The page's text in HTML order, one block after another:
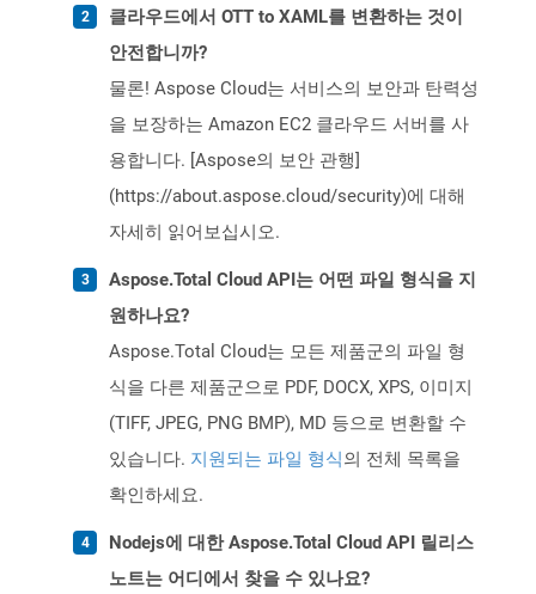
클라우드에서 OTT to XAML를 변환하는 것이
안전합니까?
물론! Aspose Cloud는 서비스의 보안과 탄력성
을 보장하는 Amazon EC2 클라우드 서버를 사
용합니다. [Aspose의 보안 관행]
(https://about.aspose.cloud/security)에 대해
자세히 읽어보십시오.
Aspose.Total Cloud API는 어떤 파일 형식을 지
원하나요?
Aspose.Total Cloud는 모든 제품군의 파일 형
식을 다른 제품군으로 PDF, DOCX, XPS, 이미지
(TIFF, JPEG, PNG BMP), MD 등으로 변환할 수
있습니다. 지원되는 파일 형식의 전체 목록을
확인하세요.
Nodejs에 대한 Aspose.Total Cloud API 릴리스
노트는 어디에서 찾을 수 있나요?